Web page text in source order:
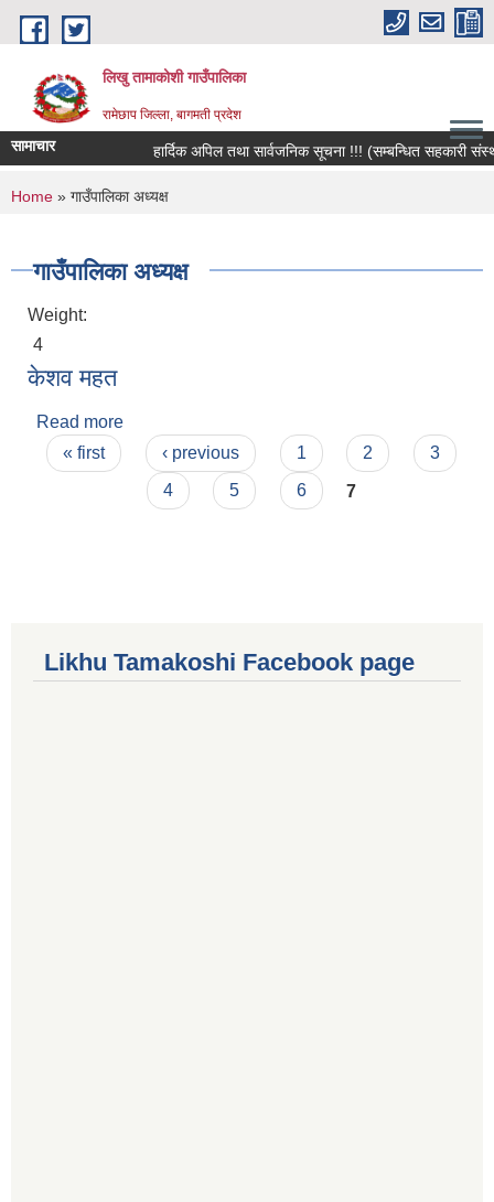
Skip to main content
लिखु तामाकोशी गाउँपालिका
रामेछाप जिल्ला, बागमती प्रदेश
सामाचार हार्दिक अपिल तथा सार्वजनिक सूचना !!! (सम्बन्धित सहकारी
You are here
Home » गाउँपालिका अध्यक्ष
गाउँपालिका अध्यक्ष
Weight:
4
केशव महत
Read more
Pages
« first ‹ previous 1 2
3
4
5 6 7
Likhu Tamakoshi Facebook page